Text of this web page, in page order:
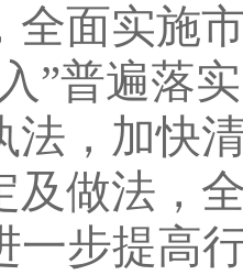
全面实施
”普遍落
法，加快
及做法，
一步提高